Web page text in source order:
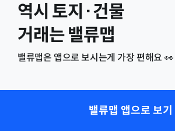
역시 토지·건물
거래는 밸류맵
밸류맵은 앱으로 보시는게 가장 편해요 👀
밸류맵 앱으로 보기